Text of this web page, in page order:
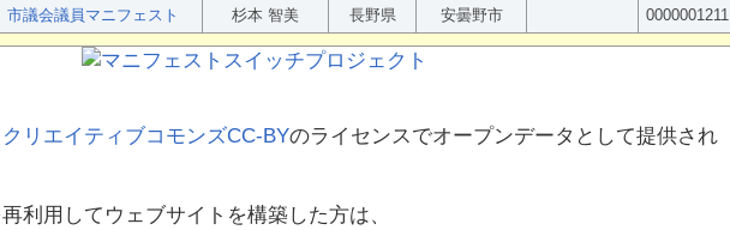
市議会議員マニフェスト 杉本 智美 長野県 安曇野市 0000001211
クリエイティブコモンズCC-BYのライセンスでオープンデータとして提供され
利用してウェブサイトを構築した方は、